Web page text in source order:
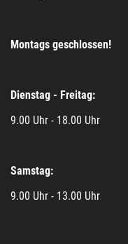
Montags geschlossen!
Dienstag - Freitag:
9.00 Uhr - 18.00 Uhr
Samstag:
9.00 Uhr - 13.00 Uhr